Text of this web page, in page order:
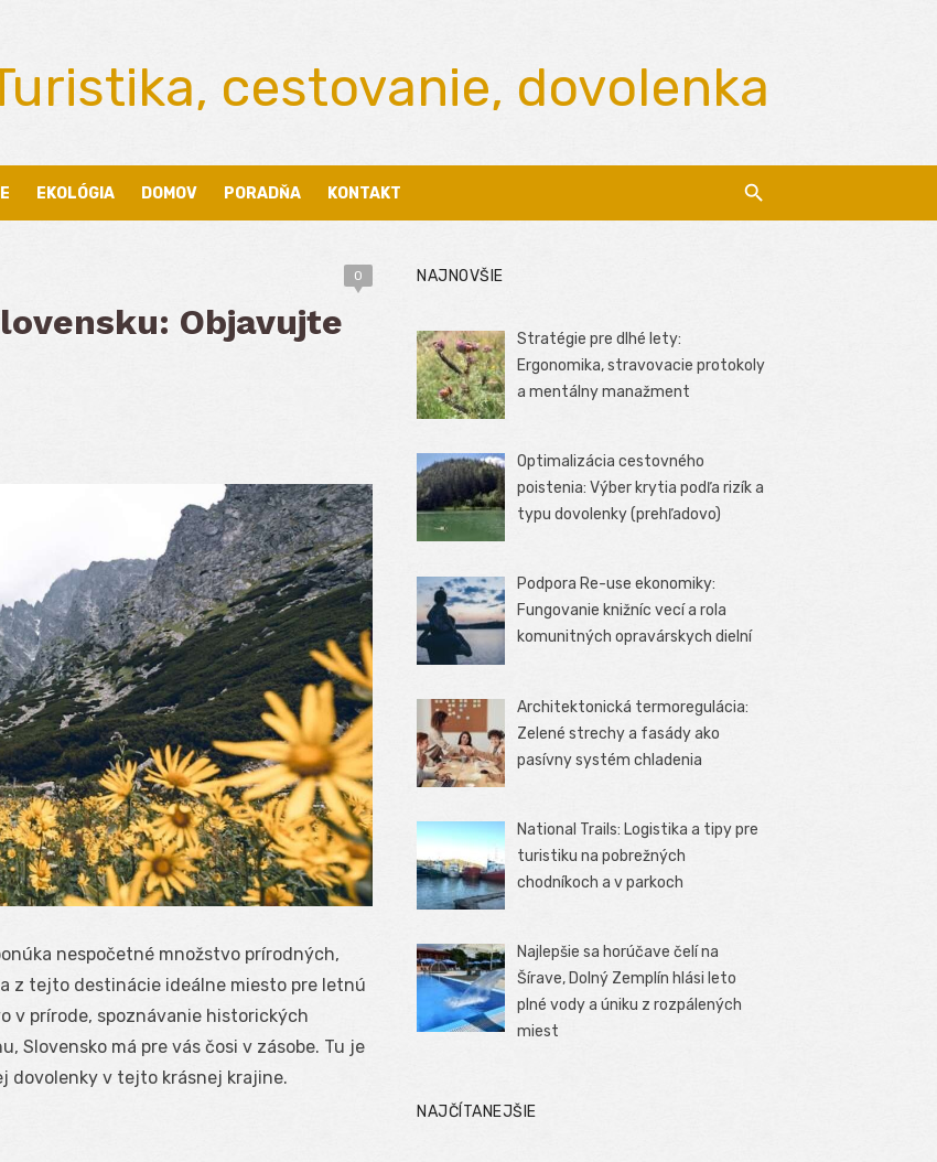
cestovanie, dovolenka
EKOLÓGIA DOMOV PORADŇA KONTAKT
0
Objavujte
nespočetné množstvo prírodných,
z tejto destinácie ideálne miesto pre letnú
v prírode, spoznávanie historických
Slovensko má pre vás čosi v zásobe. Tu je
dovolenky v tejto krásnej krajine.
NAJNOVŠIE
Stratégie pre dlhé lety:
Ergonomika, stravovacie protokoly
a mentálny manažment
Optimalizácia cestovného
poistenia: Výber krytia podľa rizík a
typu dovolenky (prehľadovo)
Podpora Re-use ekonomiky:
Fungovanie knižníc vecí a rola
komunitných opravárskych dielní
Architektonická termoregulácia:
Zelené strechy a fasády ako
pasívny systém chladenia
National Trails: Logistika a tipy pre
turistiku na pobrežných
chodníkoch a v parkoch
Najlepšie sa horúčave čelí na
Šírave, Dolný Zemplín hlási leto
plné vody a úniku z rozpálených
miest
NAJČÍTANEJŠIE